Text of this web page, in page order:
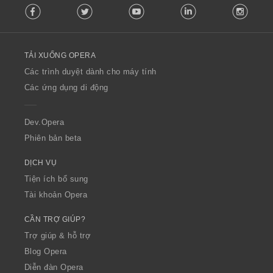
o
w
O
p
a
Facebook Twitter Youtube LinkedIn
TẢI XUỐNG OPERA
Các trình duyệt dành cho máy tính
Các ứng dụng di động
Dev.Opera
Phiên bản beta
DỊCH VỤ
Tiện ích bổ sung
Tài khoản Opera
CẦN TRỢ GIÚP?
Trợ giúp & hỗ trợ
Blog Opera
Diễn đàn Opera